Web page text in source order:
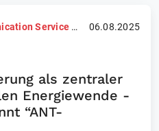
MCS Market Communication Service GmbH 06.08.2025
als zentraler
Energiewende -
“ANT-